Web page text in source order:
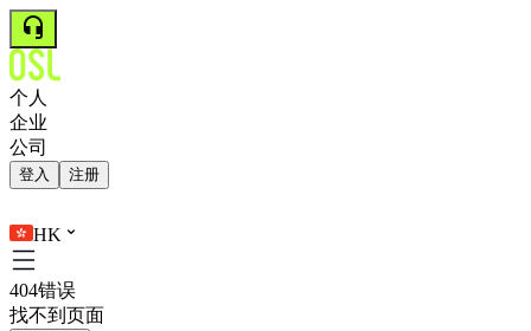
个人
企业
公司
登入 注册
HK
404错误
找不到页面